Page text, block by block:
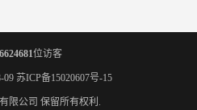
6624681位访客
09 苏ICP备15020607号-15
限公司 保留所有权利.